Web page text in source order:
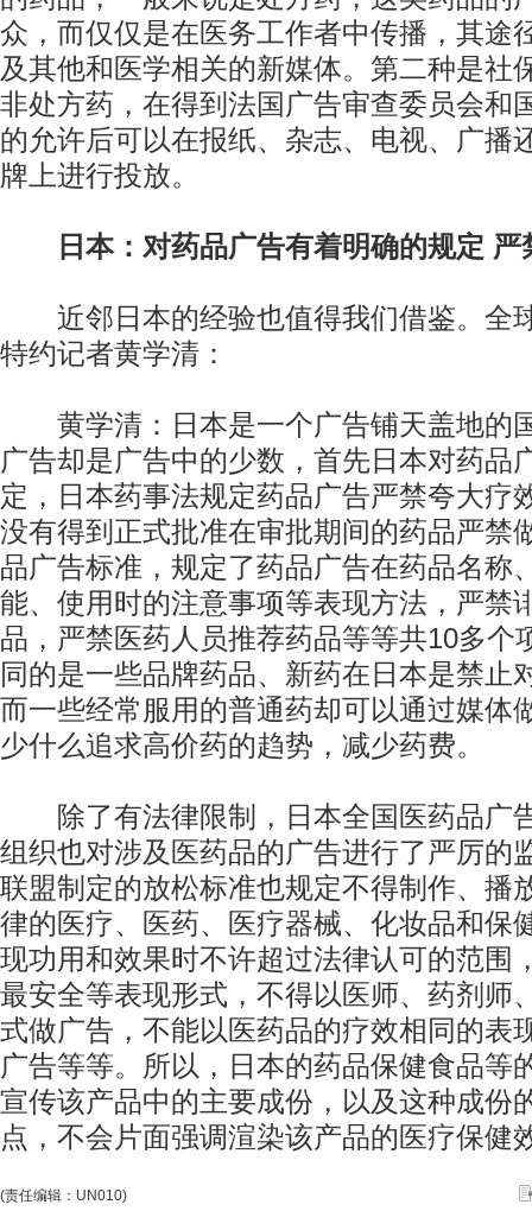
众，而仅仅是在医务工作者中传播，其途
及其他和医学相关的新媒体。第二种是社
非处方药，在得到法国广告审查委员会和
的允许后可以在报纸、杂志、电视、广播
牌上进行投放。
日本：对药品广告有着明确的规定 严
近邻日本的经验也值得我们借鉴。全
特约记者黄学清：
黄学清：日本是一个广告铺天盖地的
广告却是广告中的少数，首先日本对药品
定，日本药事法规定药品广告严禁夸大疗
没有得到正式批准在审批期间的药品严禁
品广告标准，规定了药品广告在药品名称
能、使用时的注意事项等表现方法，严禁
品，严禁医药人员推荐药品等等共10多个
同的是一些品牌药品、新药在日本是禁止
而一些经常服用的普通药却可以通过媒体
少什么追求高价药的趋势，减少药费。
除了有法律限制，日本全国医药品广
组织也对涉及医药品的广告进行了严厉的
联盟制定的放松标准也规定不得制作、播
律的医疗、医药、医疗器械、化妆品和保
现功用和效果时不许超过法律认可的范围
最安全等表现形式，不得以医师、药剂师
式做广告，不能以医药品的疗效相同的表
广告等等。所以，日本的药品保健食品等
宣传该产品中的主要成份，以及这种成份
点，不会片面强调渲染该产品的医疗保健
(责任编辑：UN010)